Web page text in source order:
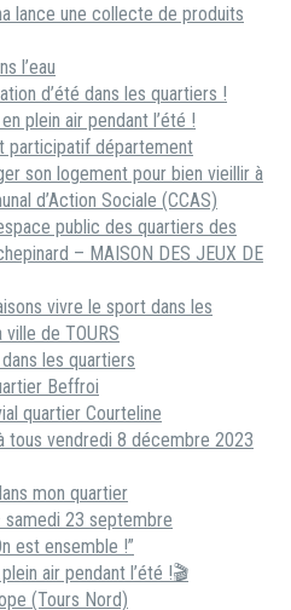
lance une collecte de produits
l’eau
d’été dans les quartiers !
plein air pendant l’été !
participatif département
son logement pour bien vieillir à
d’Action Sociale (CCAS)
public des quartiers des
– MAISON DES JEUX DE
vivre le sport dans les
de TOURS
les quartiers
Beffroi
quartier Courteline
tous vendredi 8 décembre 2023
mon quartier
samedi 23 septembre
est ensemble !”
air pendant l’été !🎬
(Tours Nord)